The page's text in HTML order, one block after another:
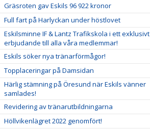
Gräsroten gav Eskils 96 922 kronor
Full fart på Harlyckan under höstlovet
Eskilsminne IF & Lantz Trafikskola i ett exklusivt
erbjudande till alla våra medlemmar!
Eskils söker nya tränarförmågor!
Topplaceringar på Damsidan
Härlig stämning på Öresund när Eskils vänner
samlades!
Revidering av tränarutbildningarna
Höllvikenlägret 2022 genomfört!